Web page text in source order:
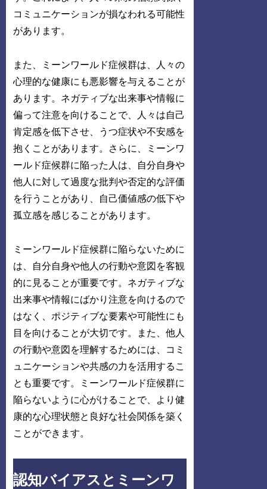
コミュニケーションが損なわれる可能性
があります。
また、ミーンワールド症候群は、人々の
心理的な健康にも悪影響を与えることが
あります。ネガティブな出来事や情報に
偏って注意を向けることで、人々は自己
肯定感を低下させ、うつ症状や不安感を
抱くことがあります。さらに、ミーンワ
ールド症候群に陥った人は、自分自身や
他人に対して過度な批判や否定的な評価
を行うことがあり、自己価値感の低下や
孤立感を感じることがあります。
ミーンワールド症候群に陥らないために
は、自分自身や他人の行動や意図を客観
的に見ることが重要です。ネガティブな
出来事や情報にばかり注意を向けるので
はなく、ポジティブな要素や可能性にも
目を向けることが大切です。また、他人
の行動や意図を理解するためには、コミ
ュニケーションや共感の力を活用するこ
とも重要です。ミーンワールド症候群に
陥らないように心がけることで、より健
康的な心理状態と良好な社会関係を築く
ことができます。
認知バイアスとミーンワ